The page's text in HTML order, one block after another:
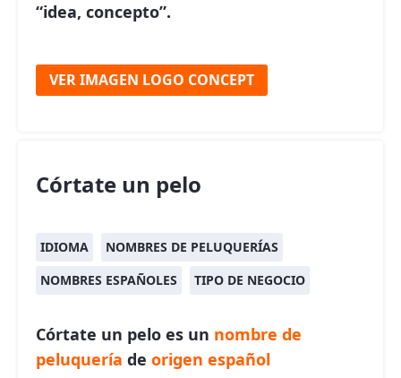
“idea, concepto”.
VER IMAGEN LOGO CONCEPT
Córtate un pelo
IDIOMA
NOMBRES DE PELUQUERÍAS
NOMBRES ESPAÑOLES
TIPO DE NEGOCIO
Córtate un pelo es un nombre de
peluquería de origen español